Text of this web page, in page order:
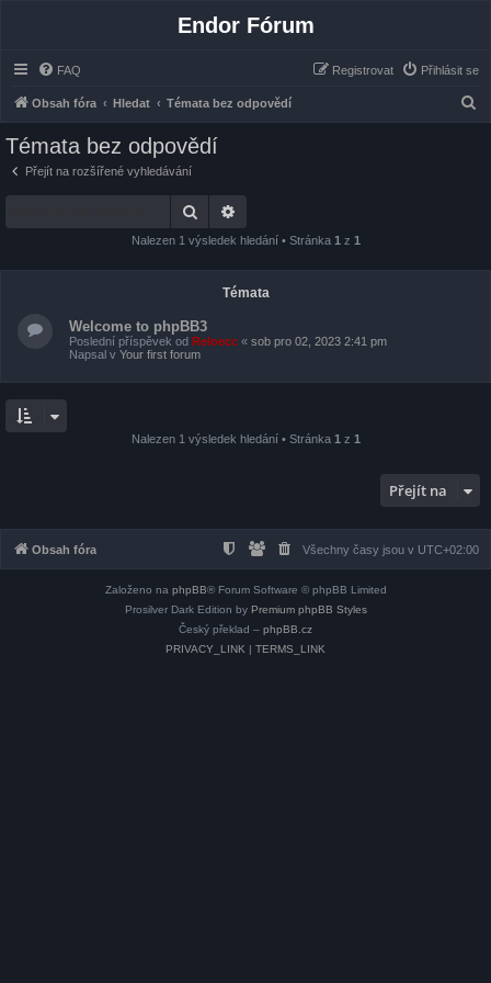
Endor Fórum
FAQ Přihlásit se
Registrovat
Obsah fóra Hledat Témata bez odpovědí
Témata bez odpovědí
Přejít na rozšířené vyhledávání
Hledat
Nalezen 1 výsledek hledání • Stránka 1 z 1
Témata
Welcome to phpBB3
Poslední příspěvek od Reloecc « sob pro 02, 2023 2:41 pm
Napsal v Your first forum
Nalezen 1 výsledek hledání • Stránka 1 z 1
Přejít na
Obsah fóra Všechny časy jsou v UTC+02:00
Založeno na phpBB® Forum Software © phpBB Limited
Prosilver Dark Edition by Premium phpBB Styles
Český překlad – phpBB.cz
PRIVACY_LINK | TERMS_LINK